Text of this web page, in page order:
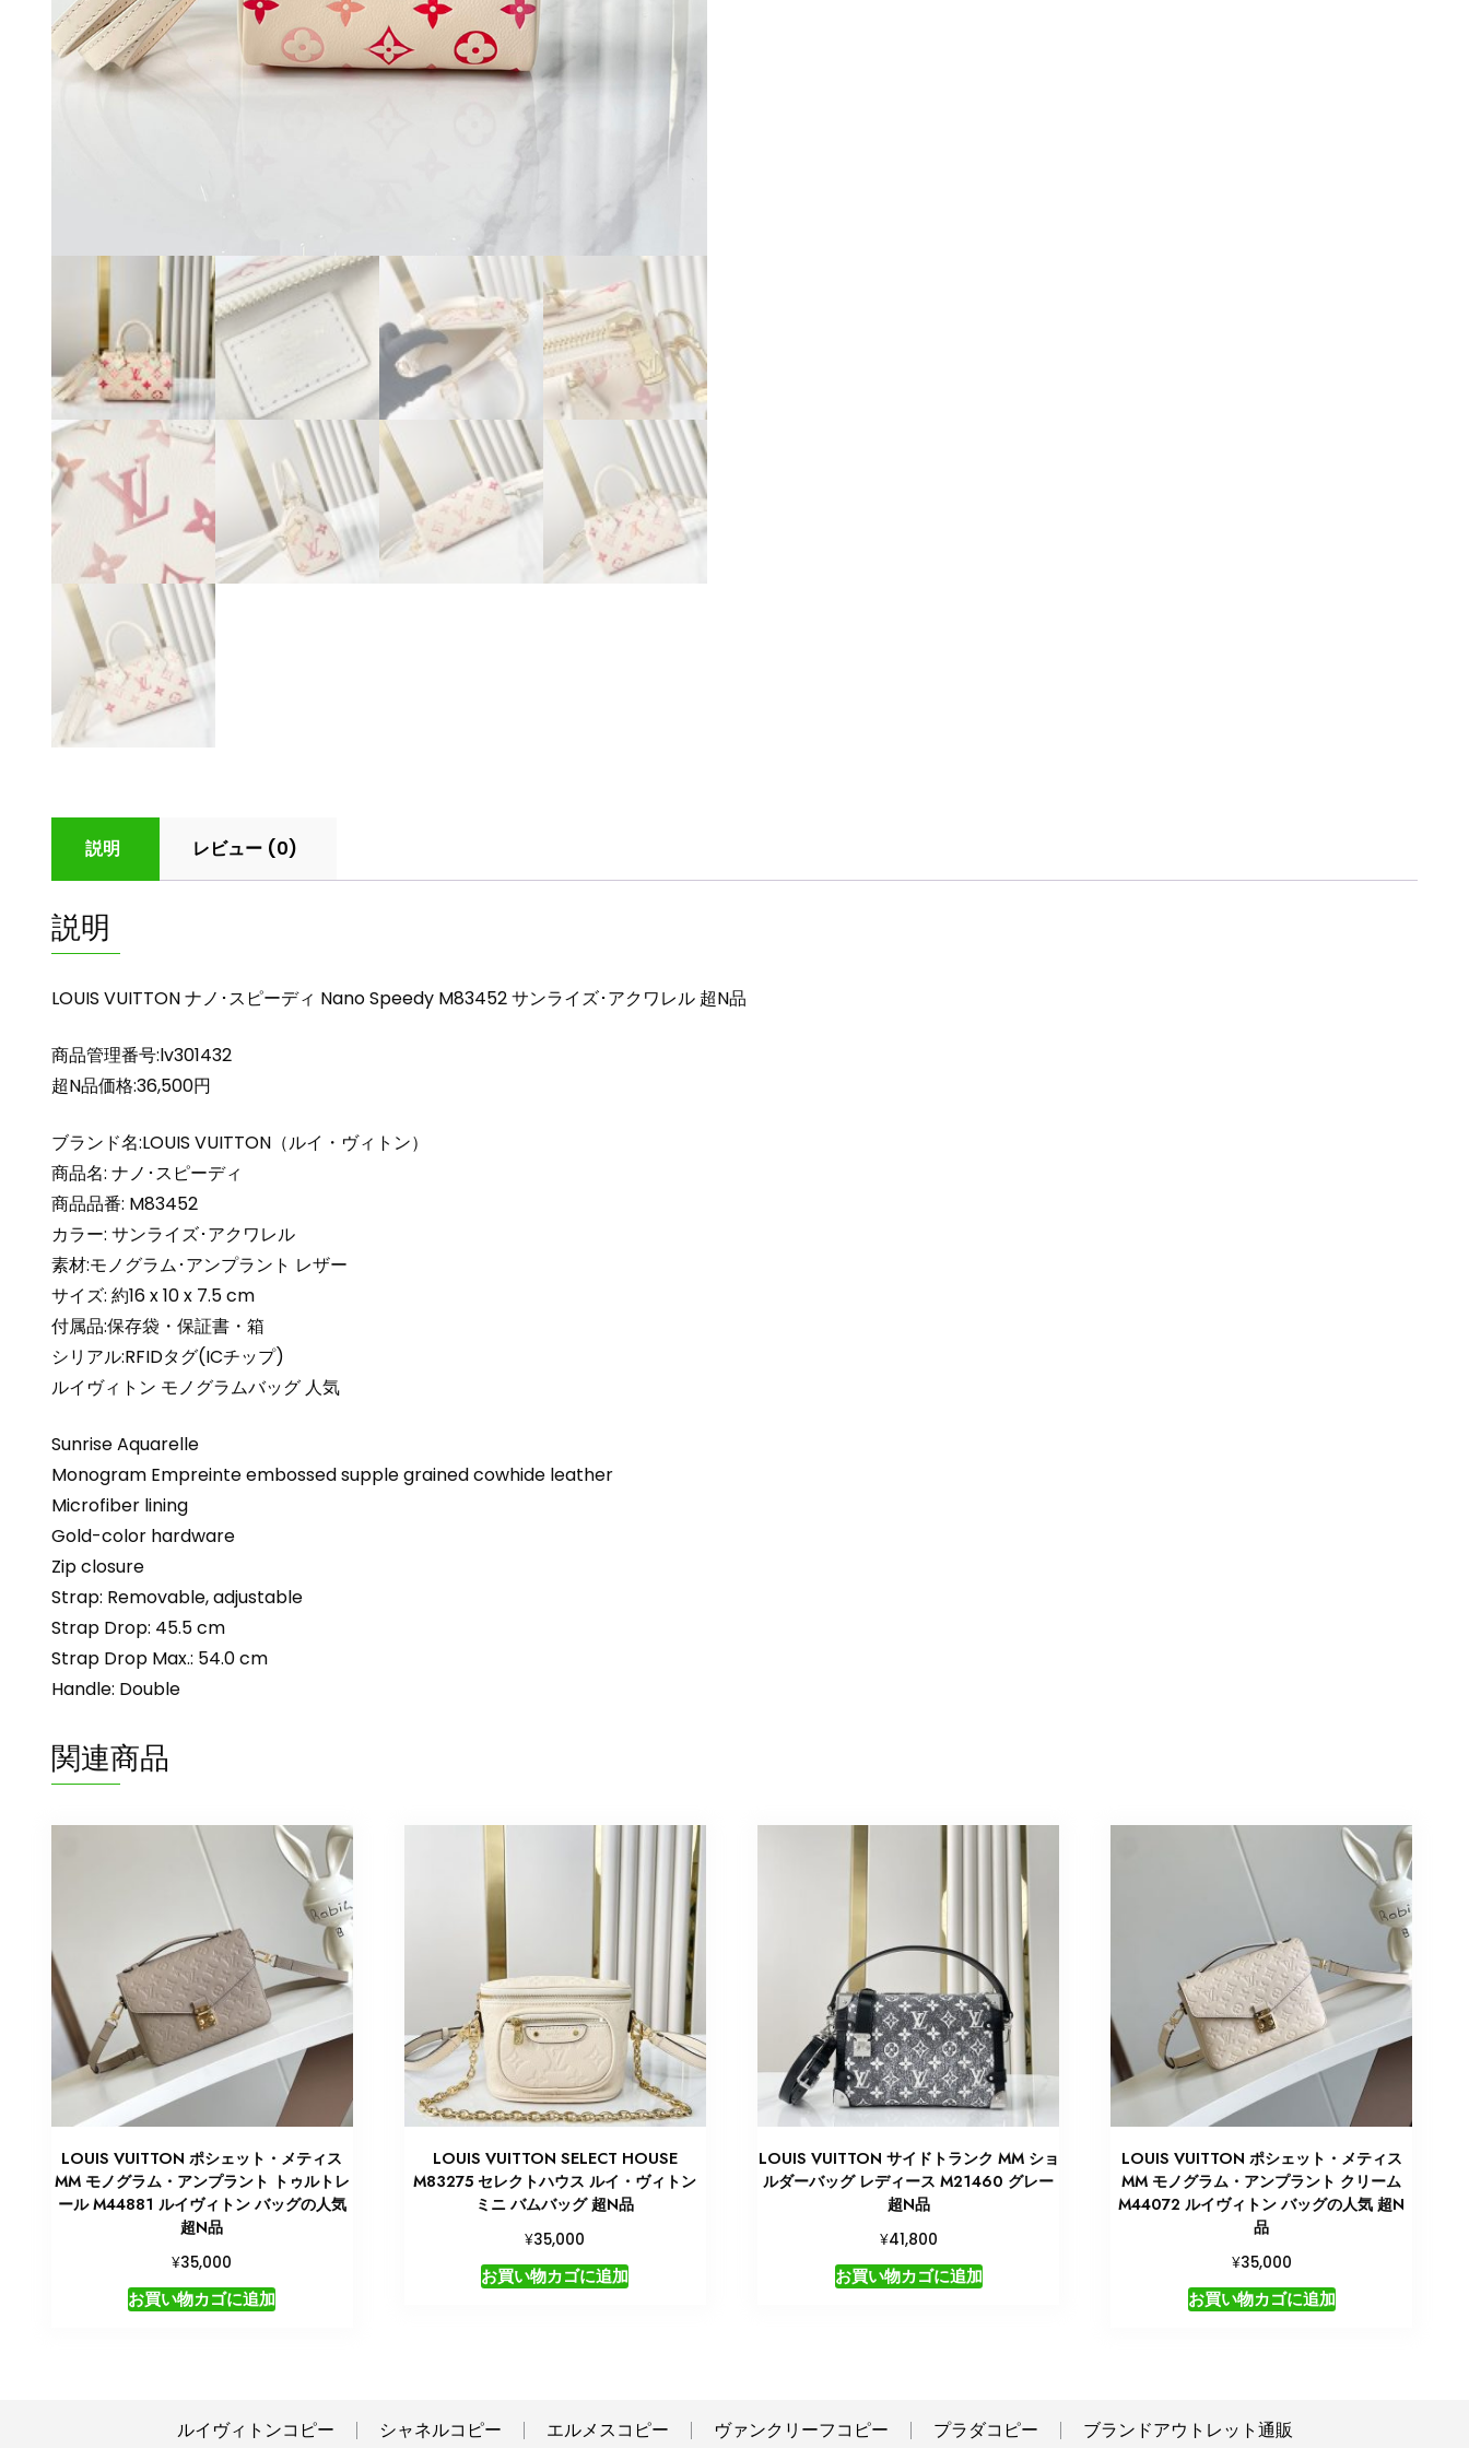
説明 レビュー (0)
説明
LOUIS VUITTON ナノ･スピーディ Nano Speedy M83452 サンライズ･アクワレル 超N品
商品管理番号:lv301432
超N品価格:36,500円
ブランド名:LOUIS VUITTON（ルイ・ヴィトン）
商品名: ナノ･スピーディ
商品品番: M83452
カラー: サンライズ･アクワレル
素材:モノグラム･アンプラント レザー
サイズ: 約16 x 10 x 7.5 cm
付属品:保存袋・保証書・箱
シリアル:RFIDタグ(ICチップ)
ルイヴィトン モノグラムバッグ 人気
Sunrise Aquarelle
Monogram Empreinte embossed supple grained cowhide leather
Microfiber lining
Gold-color hardware
Zip closure
Strap: Removable, adjustable
Strap Drop: 45.5 cm
Strap Drop Max.: 54.0 cm
Handle: Double
関連商品
LOUIS VUITTON ポシェット・メティス
MM モノグラム・アンプラント トゥルトレ
ール M44881 ルイヴィトン バッグの人気
超N品
¥35,000
お買い物カゴに追加
LOUIS VUITTON SELECT HOUSE
M83275 セレクトハウス ルイ・ヴィトン
ミニ バムバッグ 超N品
¥35,000
お買い物カゴに追加
LOUIS VUITTON サイドトランク MM ショ
ルダーバッグ レディース M21460 グレー
超N品
¥41,800
お買い物カゴに追加
LOUIS VUITTON ポシェット・メティス
MM モノグラム・アンプラント クリーム
M44072 ルイヴィトン バッグの人気 超N
品
¥35,000
お買い物カゴに追加
ルイヴィトンコピー シャネルコピー エルメスコピー ヴァンクリーフコピー プラダコピー ブランドアウトレット通販